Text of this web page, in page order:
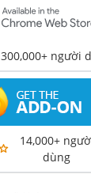
300,000+ người
14,000+
dùng